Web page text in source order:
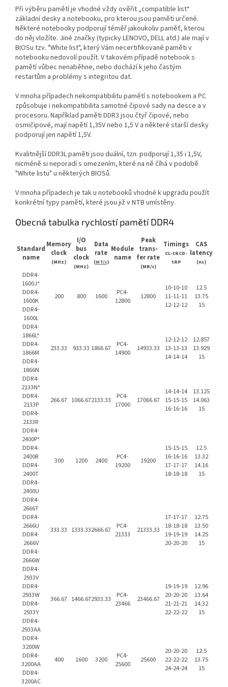
Při výběru pamětí je vhodné vždy ověřit „compatible list“
základní desky a notebooku, pro kterou jsou paměti určené.
Některé notebooky podporují téměř jakoukoliv paměť, kterou
do něj vložíte. Jiné značky (typicky LENOVO, DELL atd.) ale mají v
BIOSu tzv. "White list", který Vám necertifikované paměti v
notebooku nedovolí použít. V takovém případě notebook s
pamětí vůbec nenaběhne, nebo dochází k jeho častým
restartům a problémy s integritou dat.
V mnoha případech nekompatibilitu pamětí s notebookem a PC
způsobuje i nekompatibilita samotné čipové sady na desce a v
procesoru. Například paměti DDR3 jsou čtyř čipové, nebo
osmičipové, mají napětí 1,35V nebo 1,5 V a některé starší desky
podporují jen napětí 1,5V.
Kvalitnější DDR3L paměti jsou duální, tzn. podporují 1,35 i 1,5V,
nicméně si neporadí s omezením, které na ně číhá v podobě
"White listu" u některých BIOSů.
V mnoha případech je tak u notebooků vhodné k upgradu použít
konkrétní typy pamětí, které jsou již v NTB umístěny.
Obecná tabulka rychlostí pamětí DDR4
Standard
name
Memory
clock
(MHz)
I/O
bus
clock
(MHz)
Data
rate
(MT/s)
Module
name
Peak
trans-
fer rate
(MB/s)
Timings
CL-tRCD-
tRP
CAS
latency
(ns)
DDR4-
1600J*
DDR4-
1600K
DDR4-
1600L
200 800 1600
PC4-
12800
12800
10-10-10
11-11-11
12-12-12
12.5
13.75
15
DDR4-
1866L*
DDR4-
1866M
DDR4-
1866N
233.33 933.33 1866.67
PC4-
14900
14933.33
12-12-12
13-13-13
14-14-14
12.857
13.929
15
DDR4-
2133N*
DDR4-
2133P
DDR4-
2133R
266.67 1066.672133.33
PC4-
17000
17066.67
14-14-14
15-15-15
16-16-16
13.125
14.063
15
DDR4-
2400P*
DDR4-
2400R
DDR4-
2400T
DDR4-
2400U
300 1200 2400
PC4-
19200
19200
15-15-15
16-16-16
17-17-17
18-18-18
12.5
13.32
14.16
15
DDR4-
2666T
DDR4-
2666U
DDR4-
2666V
DDR4-
2666W
333.33 1333.332666.67
PC4-
21333
21333.33
17-17-17
18-18-18
19-19-19
20-20-20
12.75
13.50
14.25
15
DDR4-
2933V
DDR4-
2933W
DDR4-
2933Y
DDR4-
2933AA
366.67 1466.672933.33
PC4-
23466
23466.67
19-19-19
20-20-20
21-21-21
22-22-22
12.96
13.64
14.32
15
DDR4-
3200W
DDR4-
3200AA
DDR4-
3200AC
400 1600 3200
PC4-
25600
25600
20-20-20
22-22-22
24-24-24
12.5
13.75
15